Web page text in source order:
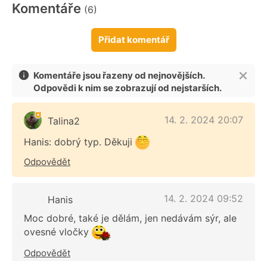
Komentáře (6)
Přidat komentář
Komentáře jsou řazeny od nejnovějších.
Odpovědi k nim se zobrazují od nejstarších.
Talina2
14. 2. 2024 20:07
Hanis: dobrý typ. Děkuji
Odpovědět
Hanis
14. 2. 2024 09:52
Moc dobré, také je dělám, jen nedávám sýr, ale
ovesné vločky
Odpovědět